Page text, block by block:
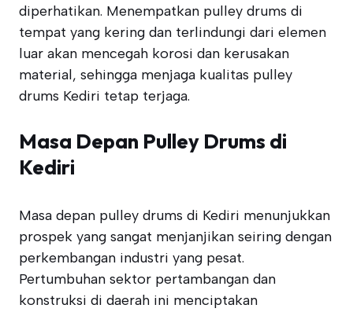
diperhatikan. Menempatkan pulley drums di
tempat yang kering dan terlindungi dari elemen
luar akan mencegah korosi dan kerusakan
material, sehingga menjaga kualitas pulley
drums Kediri tetap terjaga.
Masa Depan Pulley Drums di
Kediri
Masa depan pulley drums di Kediri menunjukkan
prospek yang sangat menjanjikan seiring dengan
perkembangan industri yang pesat.
Pertumbuhan sektor pertambangan dan
konstruksi di daerah ini menciptakan